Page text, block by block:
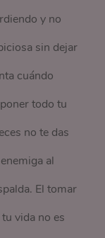
y no
sin dejar
cuándo
todo tu
no te das
al
El tomar
vida no es